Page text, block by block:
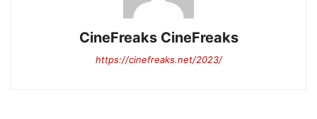
CineFreaks CineFreaks
https://cinefreaks.net/2023/